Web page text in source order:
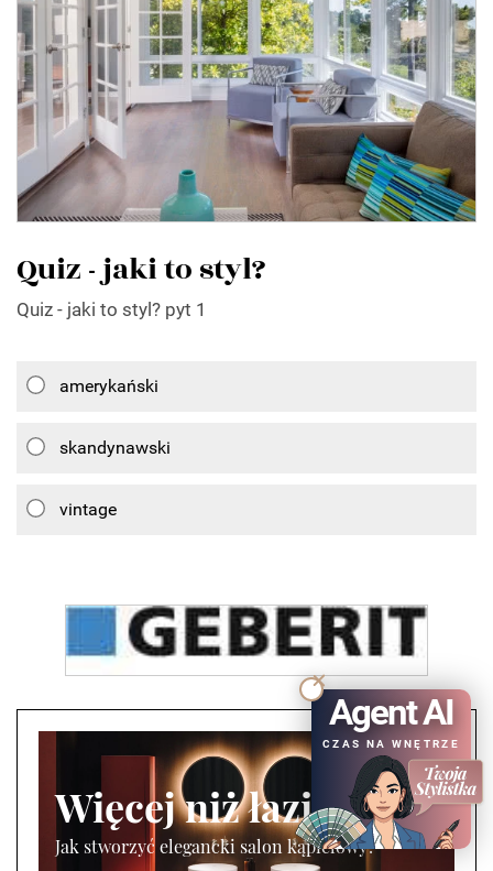
Quiz - jaki to styl?
Quiz - jaki to styl? pyt 1
amerykański
skandynawski
vintage
Więcej niż łazienka
Jak stworzyć elegancki salon kąpielowy?
Agent AI
CZAS NA WNĘTRZE